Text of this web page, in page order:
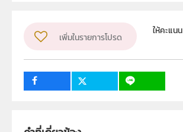
ระดับชั้น
กลุ่มเป้าหมาย
ครู, นักเรียน, บุคคลทั่วไป
เพิ่มในรายการโปรด
ให้คะแนน